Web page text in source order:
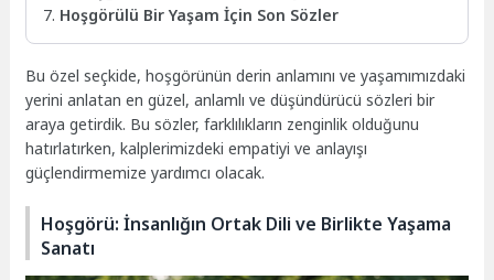
Hoşgörülü Bir Yaşam İçin Son Sözler
Bu özel seçkide, hoşgörünün derin anlamını ve yaşamımızdaki
yerini anlatan en güzel, anlamlı ve düşündürücü sözleri bir
araya getirdik. Bu sözler, farklılıkların zenginlik olduğunu
hatırlatırken, kalplerimizdeki empatiyi ve anlayışı
güçlendirmemize yardımcı olacak.
Hoşgörü: İnsanlığın Ortak Dili ve Birlikte Yaşama
Sanatı